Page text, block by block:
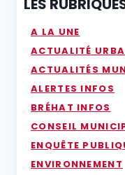
LES
A LA UNE
ACTUALITÉ
ACTUALITÉS
ALERTES INFOS
BRÉHAT INFOS
CONSEIL
ENQUÊTE
ENVIRONNEMENT